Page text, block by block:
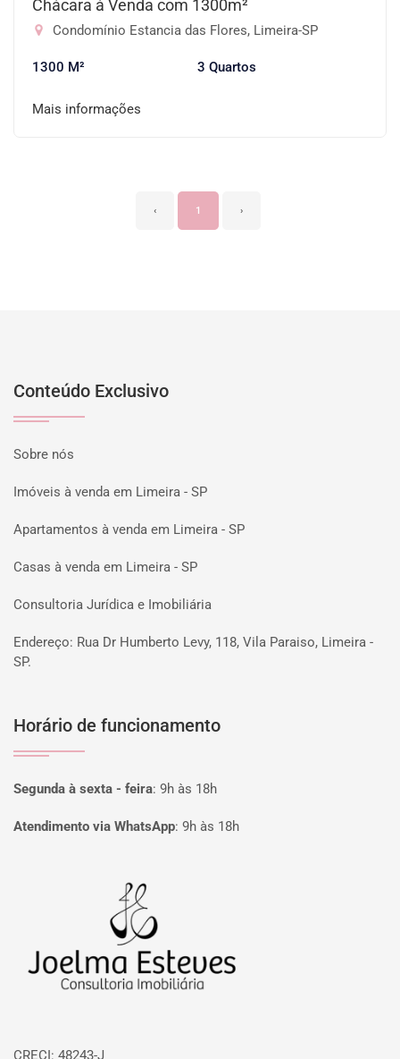
Chácara à Venda com 1300m²
Condomínio Estancia das Flores, Limeira-SP
1300 M² 3 Quartos
Mais informações
‹ 1 ›
Conteúdo Exclusivo
Sobre nós
Imóveis à venda em Limeira - SP
Apartamentos à venda em Limeira - SP
Casas à venda em Limeira - SP
Consultoria Jurídica e Imobiliária
Endereço: Rua Dr Humberto Levy, 118, Vila Paraiso, Limeira -
SP.
Horário de funcionamento
Segunda à sexta - feira: 9h às 18h
Atendimento via WhatsApp: 9h às 18h
CRECI: 48243-J